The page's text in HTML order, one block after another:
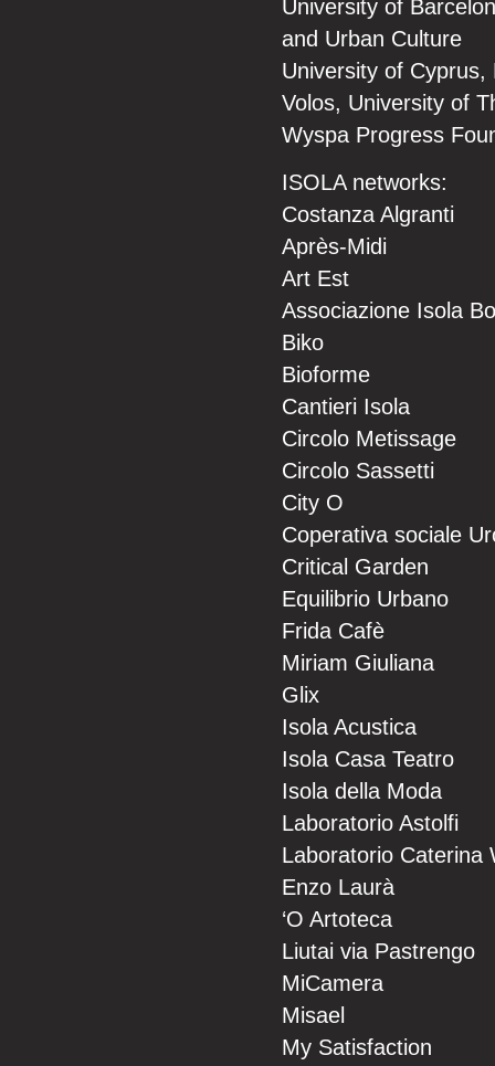
University of
and Urban Culture
University of Cyprus,
Volos, University of
Wyspa Progress
ISOLA networks:
Costanza Algranti
Après-Midi
Art Est
Associazione Isola
Biko
Bioforme
Cantieri Isola
Circolo Metissage
Circolo Sassetti
City O
Coperativa sociale
Critical Garden
Equilibrio Urbano
Frida Cafè
Miriam Giuliana
Glix
Isola Acustica
Isola Casa Teatro
Isola della Moda
Laboratorio Astolfi
Laboratorio Caterina
Enzo Laurà
‘O Artoteca
Liutai via Pastrengo
MiCamera
Misael
My Satisfaction